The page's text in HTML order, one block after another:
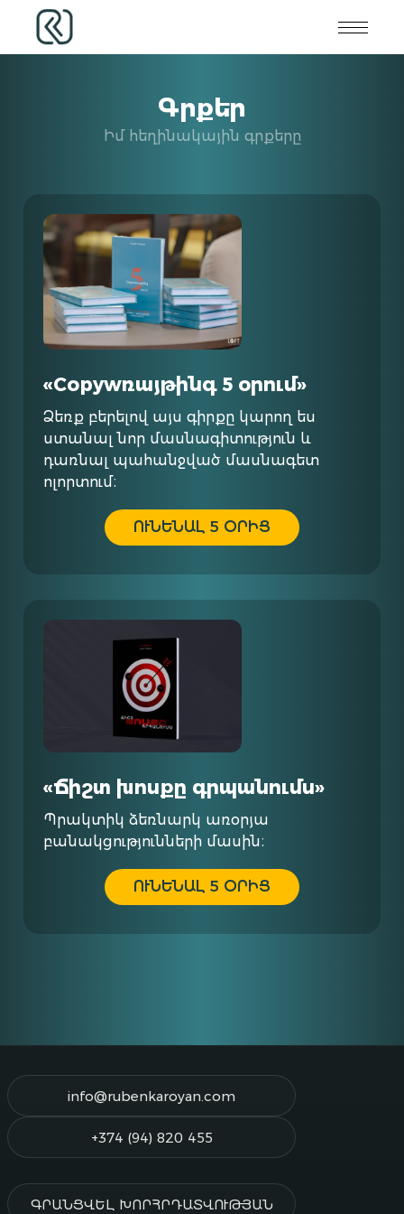
Գրքեր
Իմ հեղինակային գրքերը
«Copywռայթինգ 5 օրում»
Ձեռք բերելով այս գիրքը կարող ես
ստանալ նոր մասնագիտություն և
դառնալ պահանջված մասնագետ
ոլորտում։
ՈՒՆԵՆԱԼ 5 ՕՐԻՑ
«Ճիշտ խոսքը գրպանումս»
Պրակտիկ ձեռնարկ առօրյա
բանակցությունների մասին։
ՈՒՆԵՆԱԼ 5 ՕՐԻՑ
info@rubenkaroyan.com
+374 (94) 820 455
ԳՐԱՆՑՎԵԼ ԽՈՐՀՐԴԱՏՎՈՒԹՅԱՆ